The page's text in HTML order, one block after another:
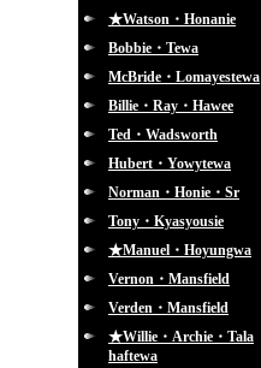
★Watson・Honanie
Bobbie・Tewa
McBride・Lomayestewa
Billie・Ray・Hawee
Ted・Wadsworth
Hubert・Yowytewa
Norman・Honie・Sr
Tony・Kyasyousie
★Manuel・Hoyungwa
Vernon・Mansfield
Verden・Mansfield
★Willie・Archie・Tala
haftewa